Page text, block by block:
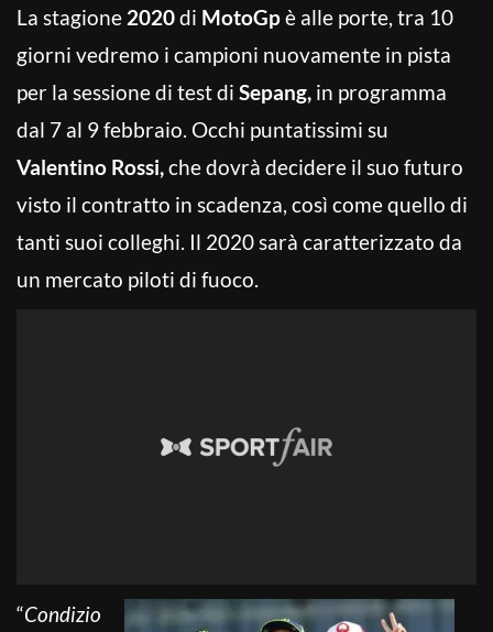
La stagione 2020di MotoGpè alle porte, tra 10
giorni vedremo i campioni nuovamente in pista
per la sessione di test di Sepang, in programma
dal 7 al 9 febbraio. Occhi puntatissimi su
Valentino Rossi,che dovrà decidere il suo futuro
visto il contratto in scadenza, così come quello di
tanti suoi colleghi. Il 2020 sarà caratterizzato da
un mercato piloti di fuoco.
“Condizio